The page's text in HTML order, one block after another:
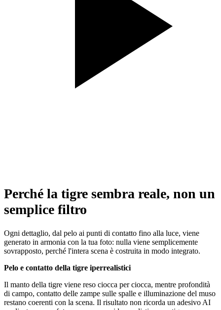
Perché la tigre sembra reale, non un
semplice filtro
Ogni dettaglio, dal pelo ai punti di contatto fino alla luce, viene
generato in armonia con la tua foto: nulla viene semplicemente
sovrapposto, perché l'intera scena è costruita in modo integrato.
Pelo e contatto della tigre iperrealistici
Il manto della tigre viene reso ciocca per ciocca, mentre profondità
di campo, contatto delle zampe sulle spalle e illuminazione del muso
restano coerenti con la scena. Il risultato non ricorda un adesivo AI